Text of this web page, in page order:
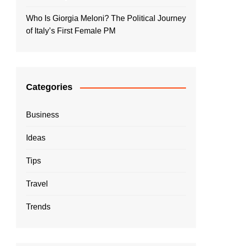
Who Is Giorgia Meloni? The Political Journey
of Italy’s First Female PM
Categories
Business
Ideas
Tips
Travel
Trends